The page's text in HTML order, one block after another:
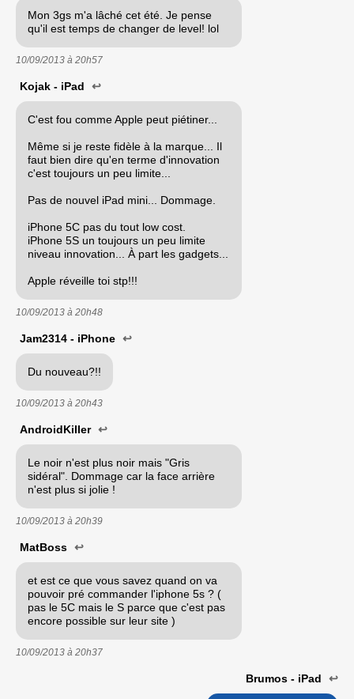
Mon 3gs m'a lâché cet été. Je pense
qu'il est temps de changer de level! lol
10/09/2013 à 20h57
Kojak - iPad ↩
C'est fou comme Apple peut piétiner...
Même si je reste fidèle à la marque... Il
faut bien dire qu'en terme d'innovation
c'est toujours un peu limite...
Pas de nouvel iPad mini... Dommage.
iPhone 5C pas du tout low cost.
iPhone 5S un toujours un peu limite
niveau innovation... À part les gadgets...
Apple réveille toi stp!!!
10/09/2013 à 20h48
Jam2314 - iPhone ↩
Du nouveau?!!
10/09/2013 à 20h43
AndroidKiller ↩
Le noir n'est plus noir mais "Gris
sidéral". Dommage car la face arrière
n'est plus si jolie !
10/09/2013 à 20h39
MatBoss ↩
et est ce que vous savez quand on va
pouvoir pré commander l'iphone 5s ? (
pas le 5C mais le S parce que c'est pas
encore possible sur leur site )
10/09/2013 à 20h37
Brumos - iPad ↩